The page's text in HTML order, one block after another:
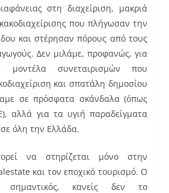
στη διαχείριση, μακριά
που πλήγωσαν την
και στέρησαν πόρους από τους
Δεν μιλάμε, προφανώς, για
μοντέλα συνεταιρισμών που
και σπατάλη δημοσίου
σε πρόσφατα σκάνδαλα (όπως
αλλά για τα υγιή παραδείγματα
όλη την Ελλάδα.
να στηρίζεται μόνο στην
και τον εποχικό τουρισμό. Ο
σημαντικός, κανείς δεν το